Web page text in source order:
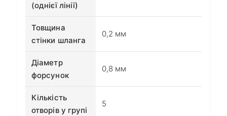
(однієї лінії)
Товщина
стінки шланга
0,2 мм
Діаметр
форсунок
0,8 мм
Кількість
отворів у групі
5